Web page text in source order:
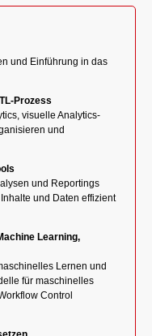
und Einführung in das
Prozess
visuelle Analytics-
und
und Reportings
und Daten effizient
Learning,
Lernen und
für maschinelles
Control